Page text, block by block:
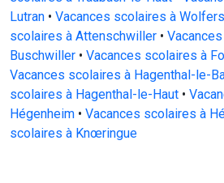
Lutran • Vacances scolaires à
scolaires à Attenschwiller •
Buschwiller • Vacances scolaires à
Vacances scolaires à Hagenthal-le-
scolaires à Hagenthal-le-Haut •
Hégenheim • Vacances scolaires à
scolaires à Knœringue